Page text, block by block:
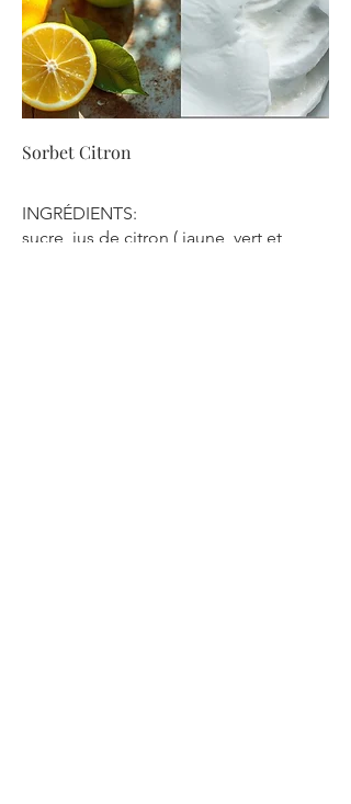
Sorbet Citron
INGRÉDIENTS:
sucre, jus de citron ( jaune, vert et